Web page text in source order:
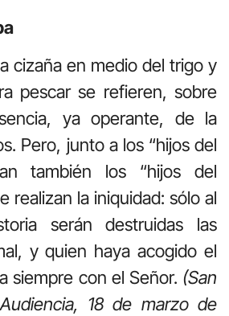
cizaña en medio del trigo y
pescar se refieren, sobre
ya operante, de la
Pero, junto a los “hijos del
también los “hijos del
realizan la iniquidad: sólo al
serán destruidas las
y quien haya acogido el
siempre con el Señor. (San
18 de marzo de